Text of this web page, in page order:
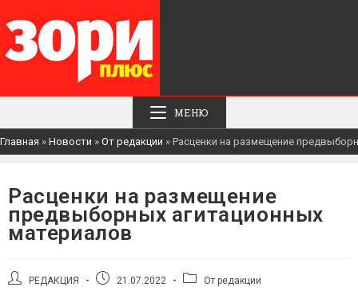
МЕНЮ
Главная » Новости » От редакции » Расценки на размещение
Расценки на размещение
предвыборных агитационных
материалов
АвторРЕДАКЦИЯ
Запись21.07.2022
РубрикаОт редакции